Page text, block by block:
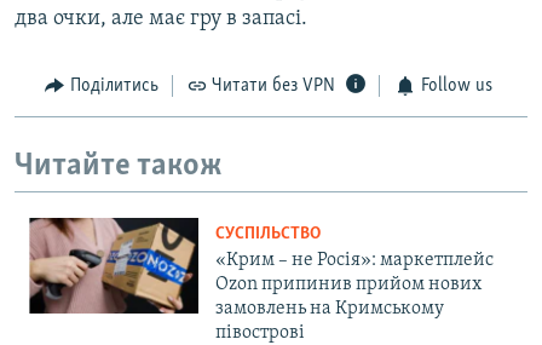
два очки, але має гру в запасі.
Поділитись Читати без VPN Follow us
Читайте також
СУСПІЛЬСТВО
«Крим – не Росія»: маркетплейс
Ozon припинив прийом нових
замовлень на Кримському
півострові